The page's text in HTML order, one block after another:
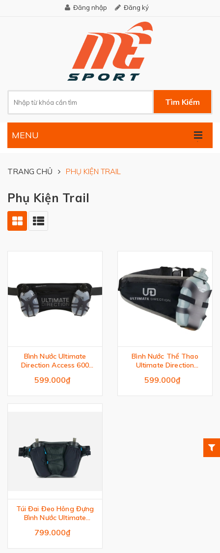
Đăng nhập Đăng ký
Tìm Kiếm
.
MENU
TRANG CHỦ PHỤ KIỆN TRAIL
Phụ Kiện Trail
Bình Nước Ultimate
Direction Access 600
599.000₫
Bình Nước Thể Thao
Ultimate Direction
599.000₫
Túi Đai Đeo Hông Đựng
Bình Nước Ultimate
799.000₫